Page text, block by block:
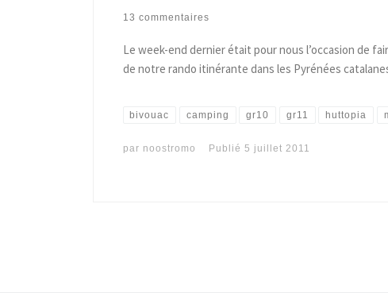
13 commentaires
Le week-end dernier était pour nous l’occasion de
de notre rando itinérante dans les Pyrénées
bivouac camping gr10 gr11 huttopia
par noostromo Publié 5 juillet 2011